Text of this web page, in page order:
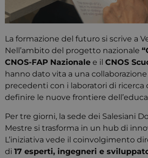
La formazione del futuro si scrive a
Nell’ambito del progetto nazionale
CNOS-FAP Nazionale e il CNOS
hanno dato vita a una collaborazione
precedenti con i laboratori di ricerca
definire le nuove frontiere
Per tre giorni, la sede dei Salesiani
Mestre si trasforma in un hub di
L’iniziativa vede il coinvolgimento
di 17 esperti, ingegneri e